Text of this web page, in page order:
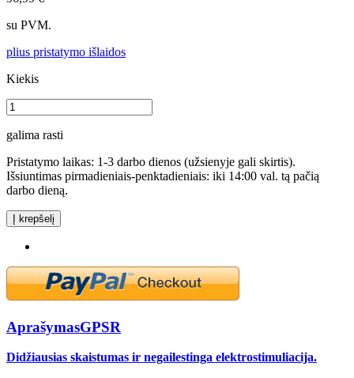
su PVM.
plius pristatymo išlaidos
Kiekis
galima rasti
Pristatymo laikas: 1-3 darbo dienos (užsienyje gali skirtis).
Išsiuntimas pirmadieniais-penktadieniais: iki 14:00 val. tą pačią
darbo dieną.
Į krepšelį
AprašymasGPSR
Didžiausias skaistumas ir negailestinga elektrostimuliacija.